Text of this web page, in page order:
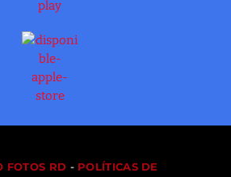
FOTOS RD - POLÍTICAS DE